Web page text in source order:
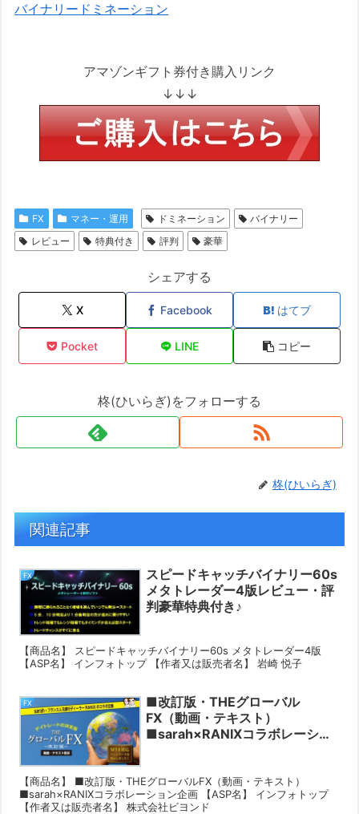
バイナリードミネーション
アマゾンギフト券付き購入リンク
↓↓↓
FX マネー・運用 ドミネーション
バイナリー
レビュー
特典付き 評判 豪華
シェアする
X Facebook はてブ
Pocket LINE コピー
柊(ひいらぎ)をフォローする
柊(ひいらぎ)
関連記事
FX
スピードキャッチバイナリー60s
メタトレーダー4版レビュー・評
判豪華特典付き♪
【商品名】 スピードキャッチバイナリー60s メタトレーダー4版
【ASP名】 インフォトップ 【作者又は販売者名】 岩崎 悦子
FX
■改訂版・THEグローバル
FX（動画・テキスト）
■sarah×RANIXコラボレーショ
【商品名】 ■改訂版・THEグローバルFX（動画・テキスト）
■sarah×RANIXコラボレーション企画 【ASP名】 インフォトップ
【作者又は販売者名】 株式会社ビヨンド